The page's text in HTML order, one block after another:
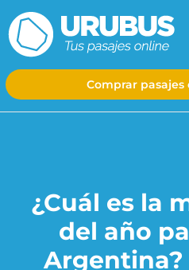
Comprar
¿Cuál es la
del año
Argentina?